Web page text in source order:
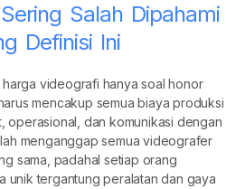
Salah Dipahami
Definisi Ini
videografi hanya soal honor
mencakup semua biaya produksi
operasional, dan komunikasi dengan
menganggap semua videografer
sama, padahal setiap orang
unik tergantung peralatan dan gaya